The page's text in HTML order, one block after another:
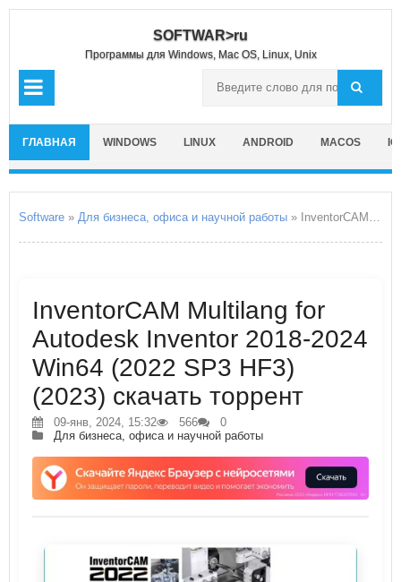
SOFTWAR>ru
Программы для Windows, Mac OS, Linux, Unix
ГЛАВНАЯ WINDOWS LINUX ANDROID MACOS
Software » Для бизнеса, офиса и научной работы » InventorCAM Multilang for Autodesk Inventor 2018-2024 Win64
InventorCAM Multilang for
Autodesk Inventor 2018-2024
Win64 (2022 SP3 HF3)
(2023) скачать торрент
09-янв, 2024, 15:32 566
0
Для бизнеса, офиса и научной работы